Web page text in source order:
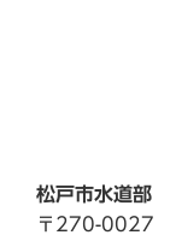
松戸市水道部
〒270-0027